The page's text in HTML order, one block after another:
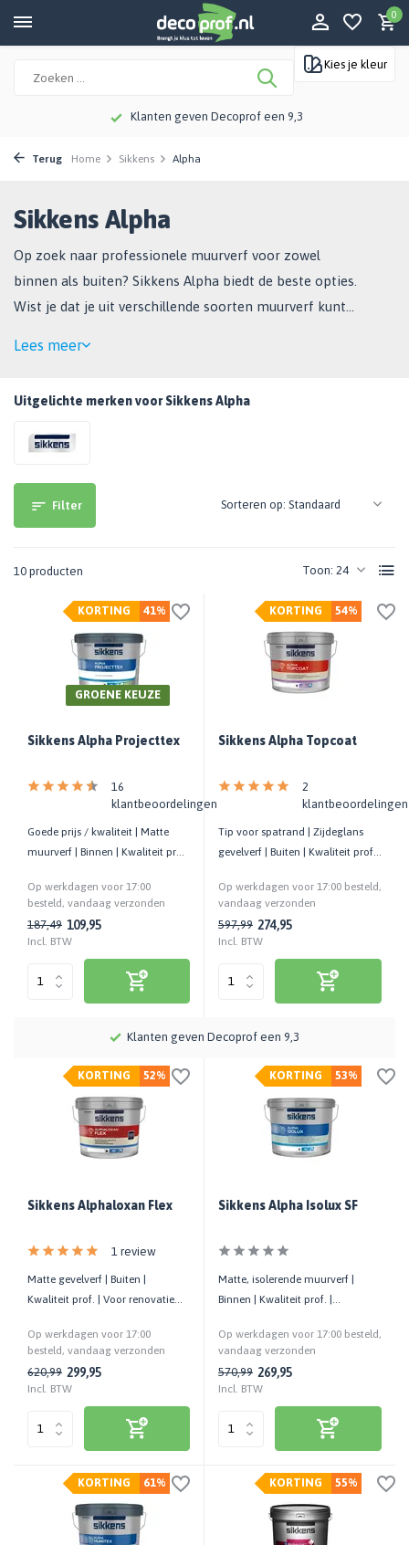
0
Kies je kleur
Klanten geven Decoprof een 9,3
Terug Home Sikkens Alpha
Sikkens Alpha
Op zoek naar professionele muurverf voor zowel
binnen als buiten? Sikkens Alpha biedt de beste opties.
Wist je dat je uit verschillende soorten muurverf kunt
Lees meer
Uitgelichte merken voor Sikkens Alpha
Filter
10 producten Toon:
Sorteren op:
GROENE KEUZE
41%
KORTING
Sikkens Alpha Projecttex
16
klantbeoordelingen
Goede prijs / kwaliteit | Matte
muurverf | Binnen | Kwaliteit prof.
Op werkdagen voor 17:00
besteld, vandaag verzonden
187,49 109,95
Incl. BTW
54%
KORTING
Sikkens Alpha Topcoat
2
klantbeoordelingen
Tip voor spatrand | Zijdeglans
gevelverf | Buiten | Kwaliteit prof. |
Op werkdagen voor 17:00 besteld,
vandaag verzonden
597,99 274,95
Incl. BTW
Meer dan 115 jaar kennis en ervaring
52%
KORTING
Sikkens Alphaloxan Flex
1 review
Matte gevelverf | Buiten |
Kwaliteit prof. | Voor renovatie
Op werkdagen voor 17:00
besteld, vandaag verzonden
620,99 299,95
Incl. BTW
53%
KORTING
Sikkens Alpha Isolux SF
Matte, isolerende muurverf |
Binnen | Kwaliteit prof. |
Op werkdagen voor 17:00 besteld,
vandaag verzonden
570,99 269,95
Incl. BTW
61%
KORTING 55%
KORTING